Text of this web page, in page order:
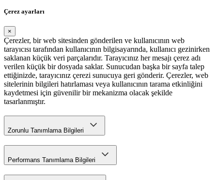
Çerez ayarları
×
Çerezler, bir web sitesinden gönderilen ve kullanıcının web
tarayıcısı tarafından kullanıcının bilgisayarında, kullanıcı gezinirken
saklanan küçük veri parçalarıdır. Tarayıcınız her mesajı çerez adı
verilen küçük bir dosyada saklar. Sunucudan başka bir sayfa talep
ettiğinizde, tarayıcınız çerezi sunucuya geri gönderir. Çerezler, web
sitelerinin bilgileri hatırlaması veya kullanıcının tarama etkinliğini
kaydetmesi için güvenilir bir mekanizma olacak şekilde
tasarlanmıştır.
Zorunlu Tanımlama Bilgileri
Performans Tanımlama Bilgileri